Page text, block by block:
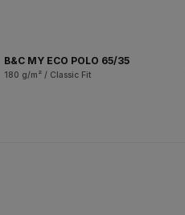
B&C MY ECO POLO 65/35
180 g/m² / Classic Fit